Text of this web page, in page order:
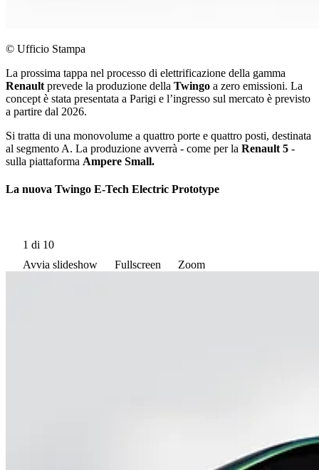
© Ufficio Stampa
La prossima tappa nel processo di elettrificazione della gamma
Renault prevede la produzione della Twingo a zero emissioni. La
concept è stata presentata a Parigi e l’ingresso sul mercato è previsto
a partire dal 2026.
Si tratta di una monovolume a quattro porte e quattro posti, destinata
al segmento A. La produzione avverrà - come per la Renault 5 -
sulla piattaforma Ampere Small.
La nuova Twingo E-Tech Electric Prototype
1 di 10
Avvia slideshow
Fullscreen Zoom